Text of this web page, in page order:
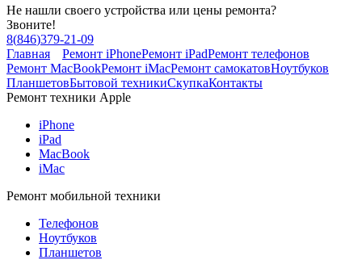
Не нашли своего устройства или цены ремонта?
Звоните!
8(846)379-21-09
Главная
Ремонт iPhoneРемонт iPadРемонт телефонов
Ремонт MacBookРемонт iMacРемонт самокатовНоутбуков
ПланшетовБытовой техникиСкупкаКонтакты
Ремонт техники Apple
iPhone
iPad
MacBook
iMac
Ремонт мобильной техники
Телефонов
Ноутбуков
Планшетов